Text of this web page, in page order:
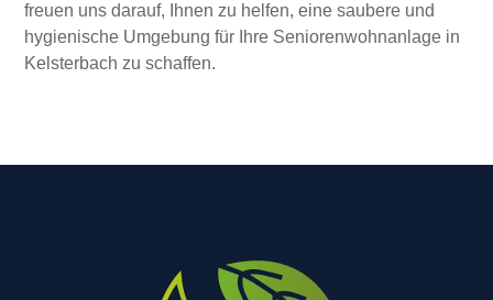
freuen uns darauf, Ihnen zu helfen, eine saubere und
hygienische Umgebung für Ihre Seniorenwohnanlage in
Kelsterbach zu schaffen.